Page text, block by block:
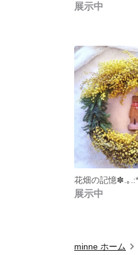
展示中
展示中
minne ホーム